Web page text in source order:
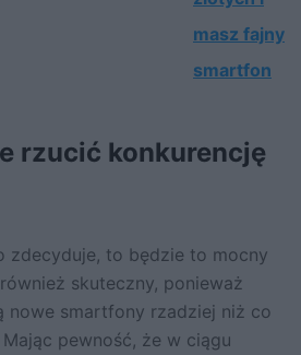
masz fajny
smartfon
rzucić konkurencję
zdecyduje, to będzie to mocny
skuteczny, ponieważ
nowe smartfony rzadziej niż co
pewność, że w ciągu